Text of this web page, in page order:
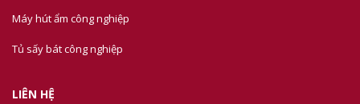
Máy hút ẩm công nghiệp
Tủ sấy bát công nghiệp
LIÊN HỆ